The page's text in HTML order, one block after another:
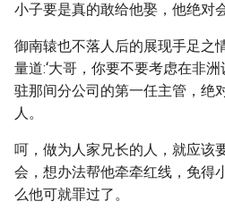
小子要是真的敢给他娶，他绝对
御南辕也不落人后的展现手足之
量道:‘大哥，你要不要考虑在非
驻那间分公司的第一任主管，绝
人。
呵，做为人家兄长的人，就应该
会，想办法帮他牵牵红线，免得
么他可就罪过了。